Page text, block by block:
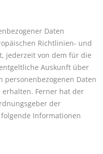
Daten
Richtlinien- und
jederzeit von dem für die
Auskunft über
personenbezogenen Daten
Ferner hat der
der
Informationen